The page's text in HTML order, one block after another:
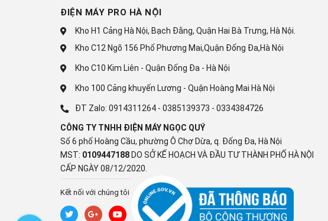
Làm lạnh đa chiềuLàm lạnh gián tiếp
Công nghệ bảo quản thực phẩm:
Ngăn trữ lạnh Chiller Box -1˚CNgăn rau củ quả Fresh Box
Kháng khuẩn khử mùi DEO Fresh
Tiện ích
Tiện ích:
Đèn LED chiếu sáng
ĐIỆN MÁY PRO HÀ NỘI
Kho H1 Cảng Hà Nội, Bạch Đằng, Quận Hai Bà Trưng, Hà Nội.
Kho C12 Ngõ 156 Phố Phương Mai,Quận Đống Đa,Hà Nội
Kho C10 Kim Liên - Quận Đống Đa - Hà Nội
Kho 100 Cảng khuyến Lương - Quận Hoàng Mai Hà Nội
ĐT Zalo: 0914311264 - 0385139373 - 0334384726
CÔNG TY TNHH ĐIỆN MÁY NGỌC QUÝ
Số 6 phố Hoàng Cầu, phường Ô Chợ Dừa, q. Đống Đa, Hà Nội
MST: 0109447188DO SỞ KẾ HOẠCH VÀ ĐẦU TƯ THÀNH PHỐ HÀ NỘI
CẤP NGÀY 08/12/2020.
Kết nối với chúng tôi